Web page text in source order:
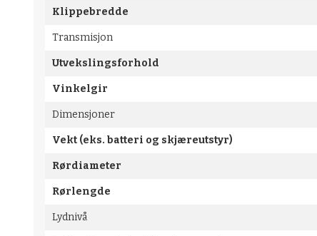
Klippebredde
Transmisjon
Utvekslingsforhold
Vinkelgir
Dimensjoner
Vekt (eks. batteri og skjæreutstyr)
Rørdiameter
Rørlengde
Lydnivå